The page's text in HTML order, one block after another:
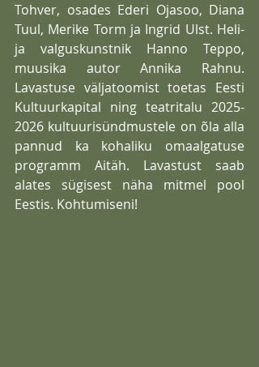
Tohver, osades Ederi Ojasoo, Diana
Tuul, Merike Torm ja Ingrid Ulst. Heli-
ja valguskunstnik Hanno Teppo,
muusika autor Annika Rahnu.
Lavastuse väljatoomist toetas Eesti
Kultuurkapital ning teatritalu 2025-
2026 kultuurisündmustele on õla alla
pannud ka kohaliku omaalgatuse
programm Aitäh. Lavastust saab
alates sügisest näha mitmel pool
Eestis. Kohtumiseni!